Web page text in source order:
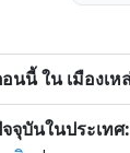
อนนี้ ใน เมืองเห
จจุบันในประเทศ: